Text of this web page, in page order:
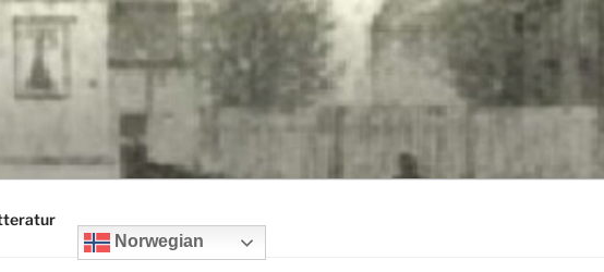
Norwegian